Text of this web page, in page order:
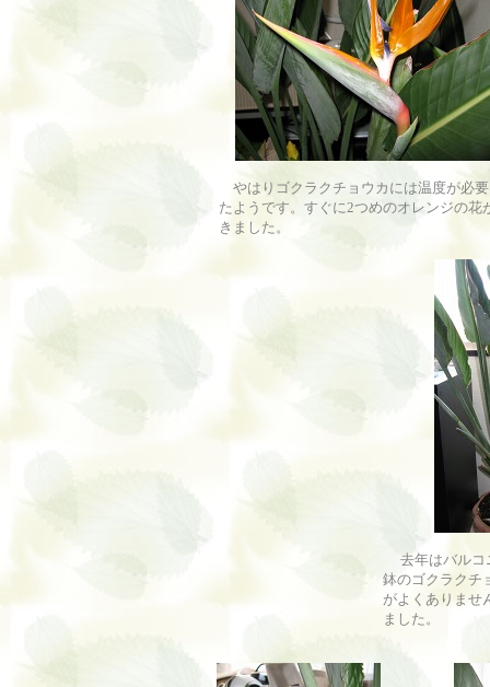
やはりゴクラクチョウカには温度が必
たようです。すぐに2つめのオレンジの花
きました。
去年はバルコ
鉢のゴクラクチ
がよくありませ
ました。